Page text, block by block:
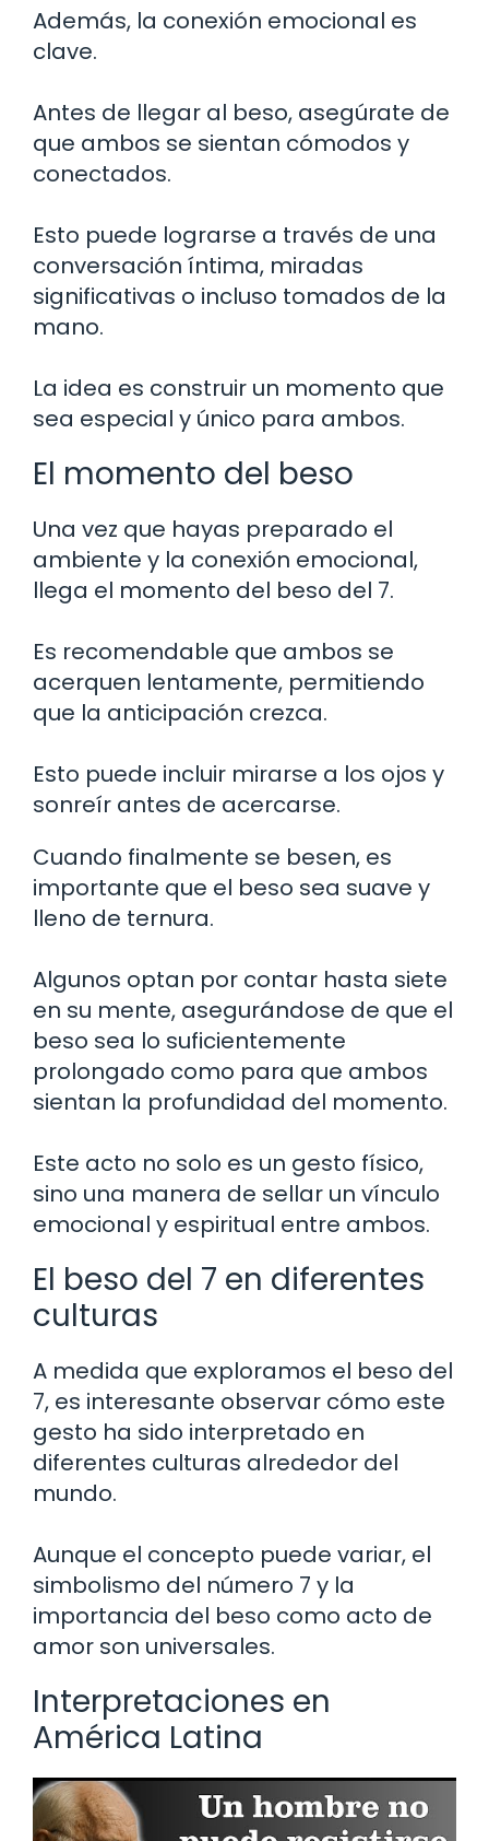
Además, la conexión emocional es
clave.
Antes de llegar al beso, asegúrate de
que ambos se sientan cómodos y
conectados.
Esto puede lograrse a través de una
conversación íntima, miradas
significativas o incluso tomados de la
mano.
La idea es construir un momento que
sea especial y único para ambos.
El momento del beso
Una vez que hayas preparado el
ambiente y la conexión emocional,
llega el momento del beso del 7.
Es recomendable que ambos se
acerquen lentamente, permitiendo
que la anticipación crezca.
Esto puede incluir mirarse a los ojos y
sonreír antes de acercarse.
Cuando finalmente se besen, es
importante que el beso sea suave y
lleno de ternura.
Algunos optan por contar hasta siete
en su mente, asegurándose de que el
beso sea lo suficientemente
prolongado como para que ambos
sientan la profundidad del momento.
Este acto no solo es un gesto físico,
sino una manera de sellar un vínculo
emocional y espiritual entre ambos.
El beso del 7 en diferentes
culturas
A medida que exploramos el beso del
7, es interesante observar cómo este
gesto ha sido interpretado en
diferentes culturas alrededor del
mundo.
Aunque el concepto puede variar, el
simbolismo del número 7 y la
importancia del beso como acto de
amor son universales.
Interpretaciones en
América Latina